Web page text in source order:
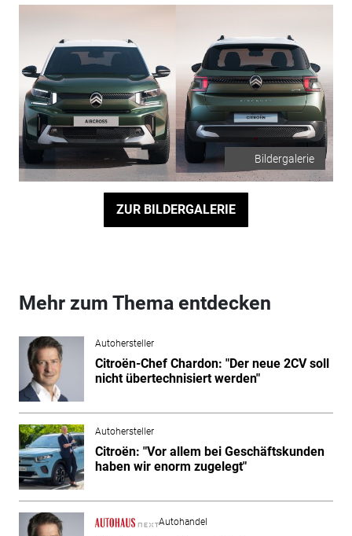
Bildergalerie
ZUR BILDERGALERIE
Mehr zum Thema entdecken
Autohersteller
Citroën-Chef Chardon: "Der neue 2CV soll
nicht übertechnisiert werden"
Autohersteller
Citroën: "Vor allem bei Geschäftskunden
haben wir enorm zugelegt"
Autohandel